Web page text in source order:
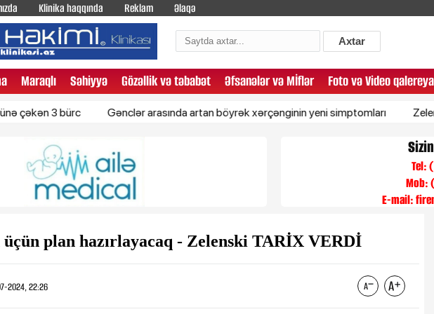
Klinika haqqında Reklam Əlaqə
Axtar
Maraqlı Səhiyyə Gözəllik və təbabət Əfsanələr və Mİflər Foto və Video qalereya
3 bürc Gənclər arasında artan böyrək xərçənginin yeni simptomları Zelenski
Tel:
Mob:
E-mail:
plan hazırlayacaq - Zelenski TARİX VERDİ
2024, 22:26